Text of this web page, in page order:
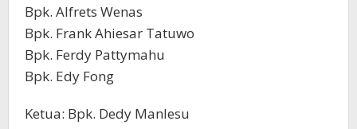
Bpk. Alfrets Wenas
Bpk. Frank Ahiesar Tatuwo
Bpk. Ferdy Pattymahu
Bpk. Edy Fong
Ketua: Bpk. Dedy Manlesu